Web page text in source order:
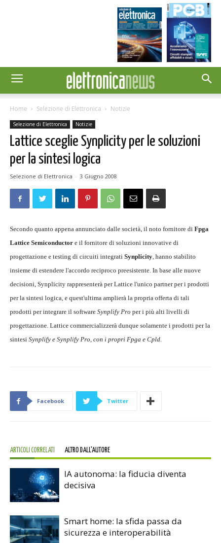
Home Selezione di Elettronica Notizie
Selezione di Elettronica Notizie
Lattice sceglie Synplicity per le soluzioni
per la sintesi logica
Selezione di Elettronica - 3 Giugno 2008
Secondo quanto appena annunciato dalle società, il noto fornitore di Fpga
Lattice Semiconductor e il fornitore di soluzioni innovative di
progettazione e testing di circuiti integrati Synplicity, hanno stabilito
insieme di estendere l'accordo reciproco preesistente. In base alle nuove
decisioni, Synplicity rappresenterà per Lattice l'unico partner per i prodotti
per la sintesi logica, e quest'ultima amplierà la propria offerta di tali
prodotti per integrare il software Synplify Pro per i più alti livelli di
progettazione. Lattice commercializzerà dunque solamente i prodotti per la
sintesi Synplify e Synplify Pro, con i propri Fpga e Cpld.
Facebook Twitter
ARTICOLI CORRELATI ALTRO DALL'AUTORE
IA autonoma: la fiducia diventa
decisiva
Smart home: la sfida passa da
sicurezza e interoperabilità